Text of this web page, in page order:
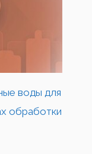
воды для
обработки